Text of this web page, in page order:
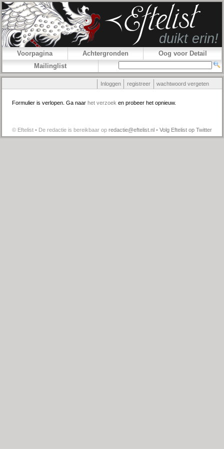
Voorpagina Achtergronden
Oog voor Detail
Mailinglist
Inloggen registreer wachtwoord vergeten
Formulier is verlopen. Ga naar het verzoek en probeer het opnieuw.
© Eftelist • De redactie is bereikbaar op redactie@eftelist.nl • Volg Eftelist op Twitter